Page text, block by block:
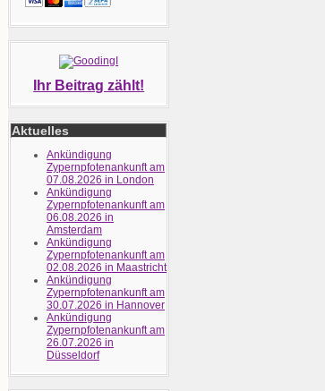
Ihr Beitrag zählt!
Aktuelles
Ankündigung
Zypernpfotenankunft am
07.08.2026 in London
Ankündigung
Zypernpfotenankunft am
06.08.2026 in
Amsterdam
Ankündigung
Zypernpfotenankunft am
02.08.2026 in Maastricht
Ankündigung
Zypernpfotenankunft am
30.07.2026 in Hannover
Ankündigung
Zypernpfotenankunft am
26.07.2026 in
Düsseldorf